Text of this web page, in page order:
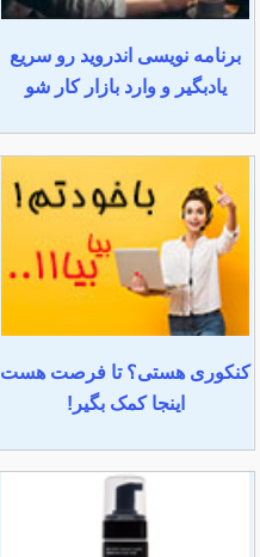
برنامه نویسی اندروید رو سریع
یادبگیر و وارد بازار کار شو
کنکوری هستی؟ تا فرصت هست
اینجا کمک بگیر!